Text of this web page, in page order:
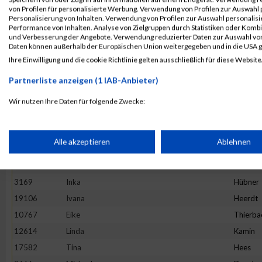
13982
Maria Ivanova
16781
Stefanie Prehm
11527
Rebecca
20265
Kinga
18782
Stephanie
10325
Ano Nym
Natalie
3169
Inka Hübner
19106
Ivana Heerdt
10767
Eike
12614
Linda Kamin
17582
Tina Hees
von Profilen für personalisierte Werbung. Verwendung von Profilen zur
Personalisierung von Inhalten. Verwendung von Profilen zur Auswahl
Performance von Inhalten. Analyse von Zielgruppen durch Statistiken oder
und Verbesserung der Angebote. Verwendung reduzierter Daten zur Auswahl
Daten können außerhalb der Europäischen Union weitergegeben und in die USA
Ihre Einwilligung und die cookie Richtlinie gelten ausschließlich für diese
Partnerliste anzeigen (1 IAB-Anbieter)
Wir nutzen Ihre Daten für folgende Zwecke:
Speichern von oder Zugriff auf Informationen auf einem
Erstellung von Profilen für personalisierte Werbung
Verwendung von Profilen zur Auswahl personalisierter Werbung
Alle akzeptieren Ablehnen